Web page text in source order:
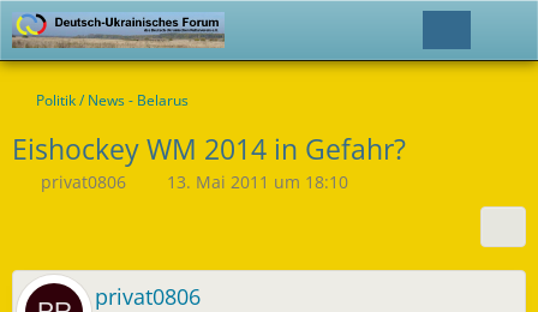
Politik / News - Belarus
Eishockey WM 2014 in Gefahr?
privat0806 13. Mai 2011 um 18:10
privat0806